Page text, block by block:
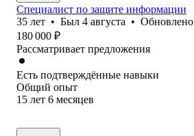
Специалист по защите информации
35 лет • Был 4 августа • Обновлено
180 000 ₽
Рассматривает предложения
Есть подтверждённые навыки
Общий опыт
15 лет 6 месяцев